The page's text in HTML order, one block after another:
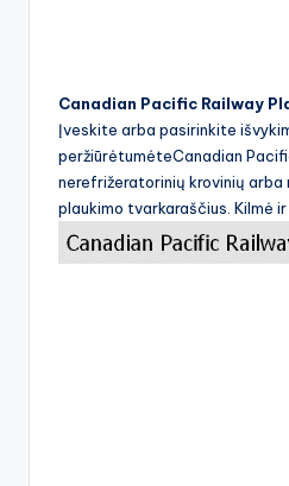
Canadian Pacific Railway
Įveskite arba pasirinkite
peržiūrėtumėteCanadian
nerefrižeratorinių krovinių
plaukimo tvarkaraščius. Kilmė